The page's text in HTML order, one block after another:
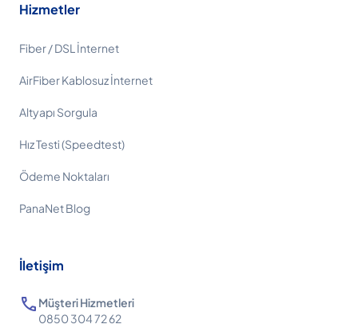
Hizmetler
Fiber / DSL İnternet
AirFiber Kablosuz İnternet
Altyapı Sorgula
Hız Testi (Speedtest)
Ödeme Noktaları
PanaNet Blog
İletişim
call Müşteri Hizmetleri
0850 304 72 62